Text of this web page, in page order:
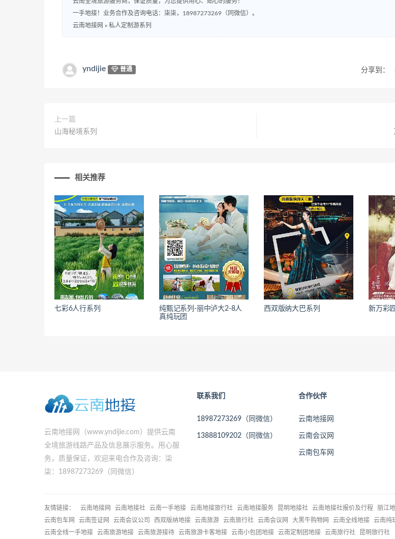
一手地接！业务合作及咨询电话：柒柒，18987273269（同微信）。
云南地接网 » 私人定制游系列
yndijie 普通 分享到：
上一篇
山海秘境系列
相关推荐
七彩6人行系列
纯甄记系列-丽中泸大2-8人
真纯玩团
西双版纳大巴系列 新万彩
云南地接网（www.yndijie.com）提供云南
全境旅游线路产品及信息展示服务。用心服
务，质量保证，欢迎来电合作及咨询：柒
柒：18987273269（同微信）
联系我们
18987273269（同微信）
13888109202（同微信）
合作伙伴
云南地接网
云南会议网
云南包车网
友情链接： 云南地接网 云南地接社 云南一手地接 云南地接旅行社 云南地接服务 昆明地接社 云南地接社报价及行程 丽江
云南包车网
云南签证网 云南会议公司 西双版纳地接 云南旅游 云南旅行社 云南会议网 大黑牛购物网 云南全线地接 云南纯
云南全线一手地接
云南旅游地接 云南旅游接待 云南旅游卡客地接 云南小包团地接 云南定制团地接 云南旅行社 昆明旅行社